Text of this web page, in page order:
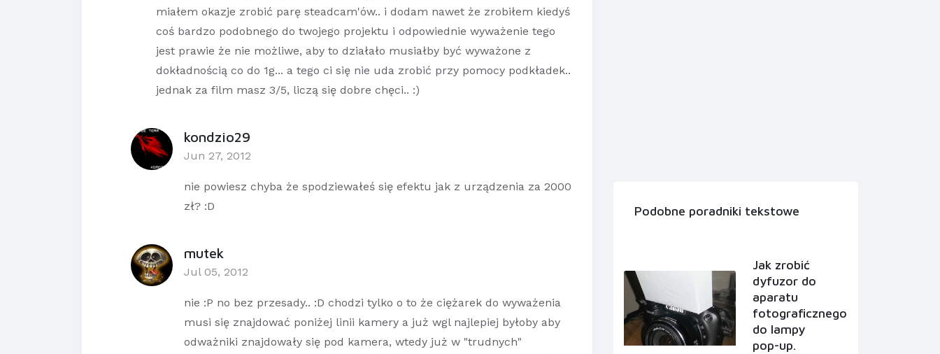
miałem okazje zrobić parę steadcam'ów.. i dodam nawet że zrobiłem kiedyś
coś bardzo podobnego do twojego projektu i odpowiednie wyważenie tego
jest prawie że nie możliwe, aby to działało musiałby być wyważone z
dokładnością co do 1g... a tego ci się nie uda zrobić przy pomocy podkładek..
jednak za film masz 3/5, liczą się dobre chęci.. :)
kondzio29
Jun 27, 2012
nie powiesz chyba że spodziewałeś się efektu jak z urządzenia za 2000
zł? :D
mutek
Jul 05, 2012
nie :P no bez przesady.. :D chodzi tylko o to że ciężarek do wyważenia
musi się znajdować poniżej linii kamery a już wgl najlepiej byłoby aby
odważniki znajdowały się pod kamera, wtedy już w "trudnych"
Podobne poradniki tekstowe
Jak zrobić
dyfuzor do
aparatu
fotograficznego
do lampy
pop-up.